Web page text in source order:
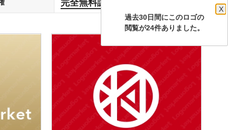
過去30日間にこのロゴの
X
閲覧が24件ありました。